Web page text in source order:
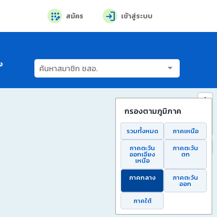
app_registration สมัคร login เข้าสู่ระบบ
กรองตามภูมิภาค
รวมทั้งหมด
ภาคเหนือ
ภาคตะวัน
ออกเฉียง
เหนือ
ภาคตะวัน
ตก
ภาคกลาง ภาคตะวัน
ออก
ภาคใต้